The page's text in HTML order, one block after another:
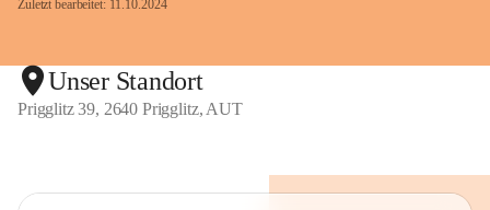
Zuletzt bearbeitet: 11.10.2024
Unser Standort
Prigglitz 39, 2640 Prigglitz, AUT